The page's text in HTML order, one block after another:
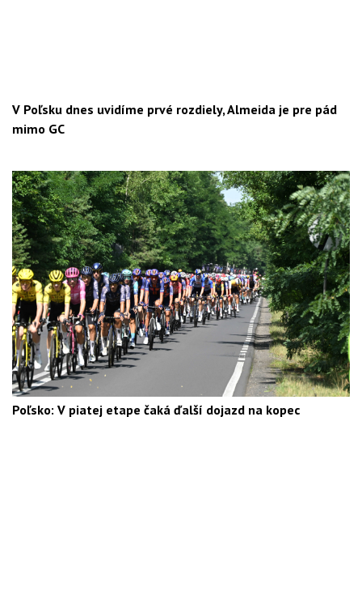
V Poľsku dnes uvidíme prvé rozdiely, Almeida je pre pád
mimo GC
Poľsko: V piatej etape čaká ďalší dojazd na kopec